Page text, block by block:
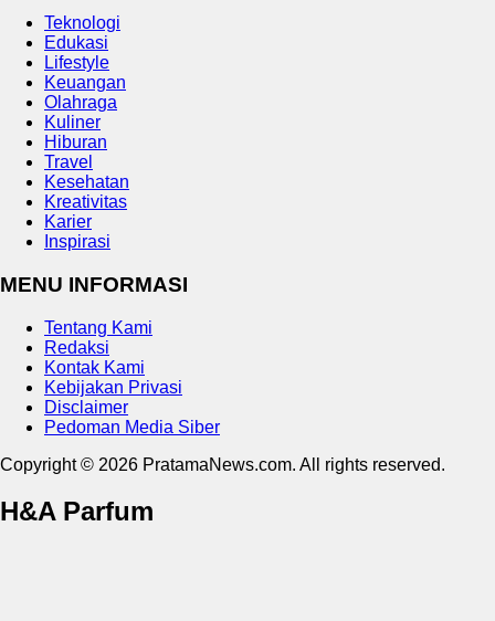
Teknologi
Edukasi
Lifestyle
Keuangan
Olahraga
Kuliner
Hiburan
Travel
Kesehatan
Kreativitas
Karier
Inspirasi
MENU INFORMASI
Tentang Kami
Redaksi
Kontak Kami
Kebijakan Privasi
Disclaimer
Pedoman Media Siber
Copyright © 2026 PratamaNews.com. All rights reserved.
H&A Parfum